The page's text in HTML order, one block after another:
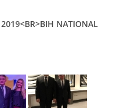
NATIONAL